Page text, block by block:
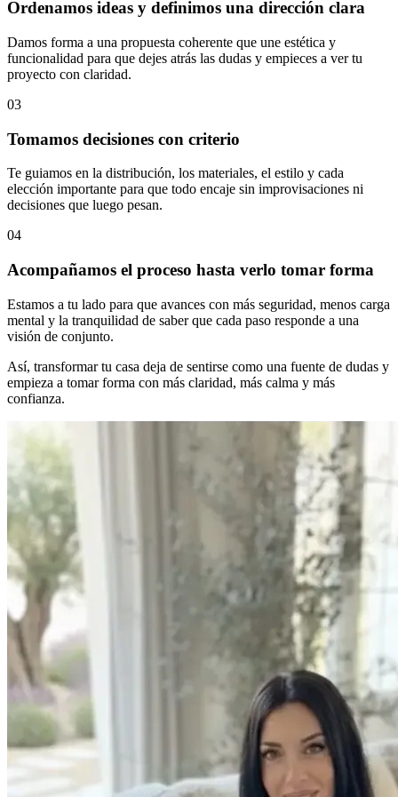
Ordenamos ideas y definimos una dirección clara
Damos forma a una propuesta coherente que une estética y
funcionalidad para que dejes atrás las dudas y empieces a ver tu
proyecto con claridad.
03
Tomamos decisiones con criterio
Te guiamos en la distribución, los materiales, el estilo y cada
elección importante para que todo encaje sin improvisaciones ni
decisiones que luego pesan.
04
Acompañamos el proceso hasta verlo tomar forma
Estamos a tu lado para que avances con más seguridad, menos carga
mental y la tranquilidad de saber que cada paso responde a una
visión de conjunto.
Así, transformar tu casa deja de sentirse como una fuente de dudas y
empieza a tomar forma con más claridad, más calma y más
confianza.